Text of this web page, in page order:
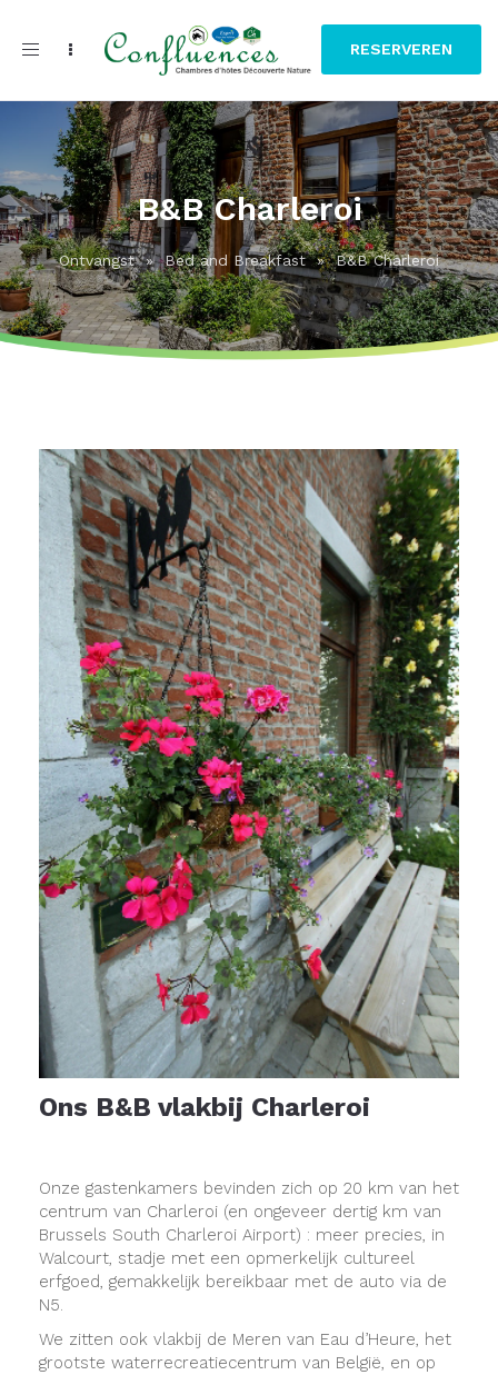
Toggle
RESERVEREN
B&B Charleroi
Ontvangst»Bed and Breakfast»B&B Charleroi
Ons B&B vlakbij Charleroi
Onze gastenkamers bevinden zich op 20 km van het
centrum van Charleroi (en ongeveer dertig km van
Brussels South Charleroi Airport) : meer precies, in
Walcourt, stadje met een opmerkelijk cultureel
erfgoed, gemakkelijk bereikbaar met de auto via de
N5.
We zitten ook vlakbij de Meren van Eau d’Heure, het
grootste waterrecreatiecentrum van België, en op